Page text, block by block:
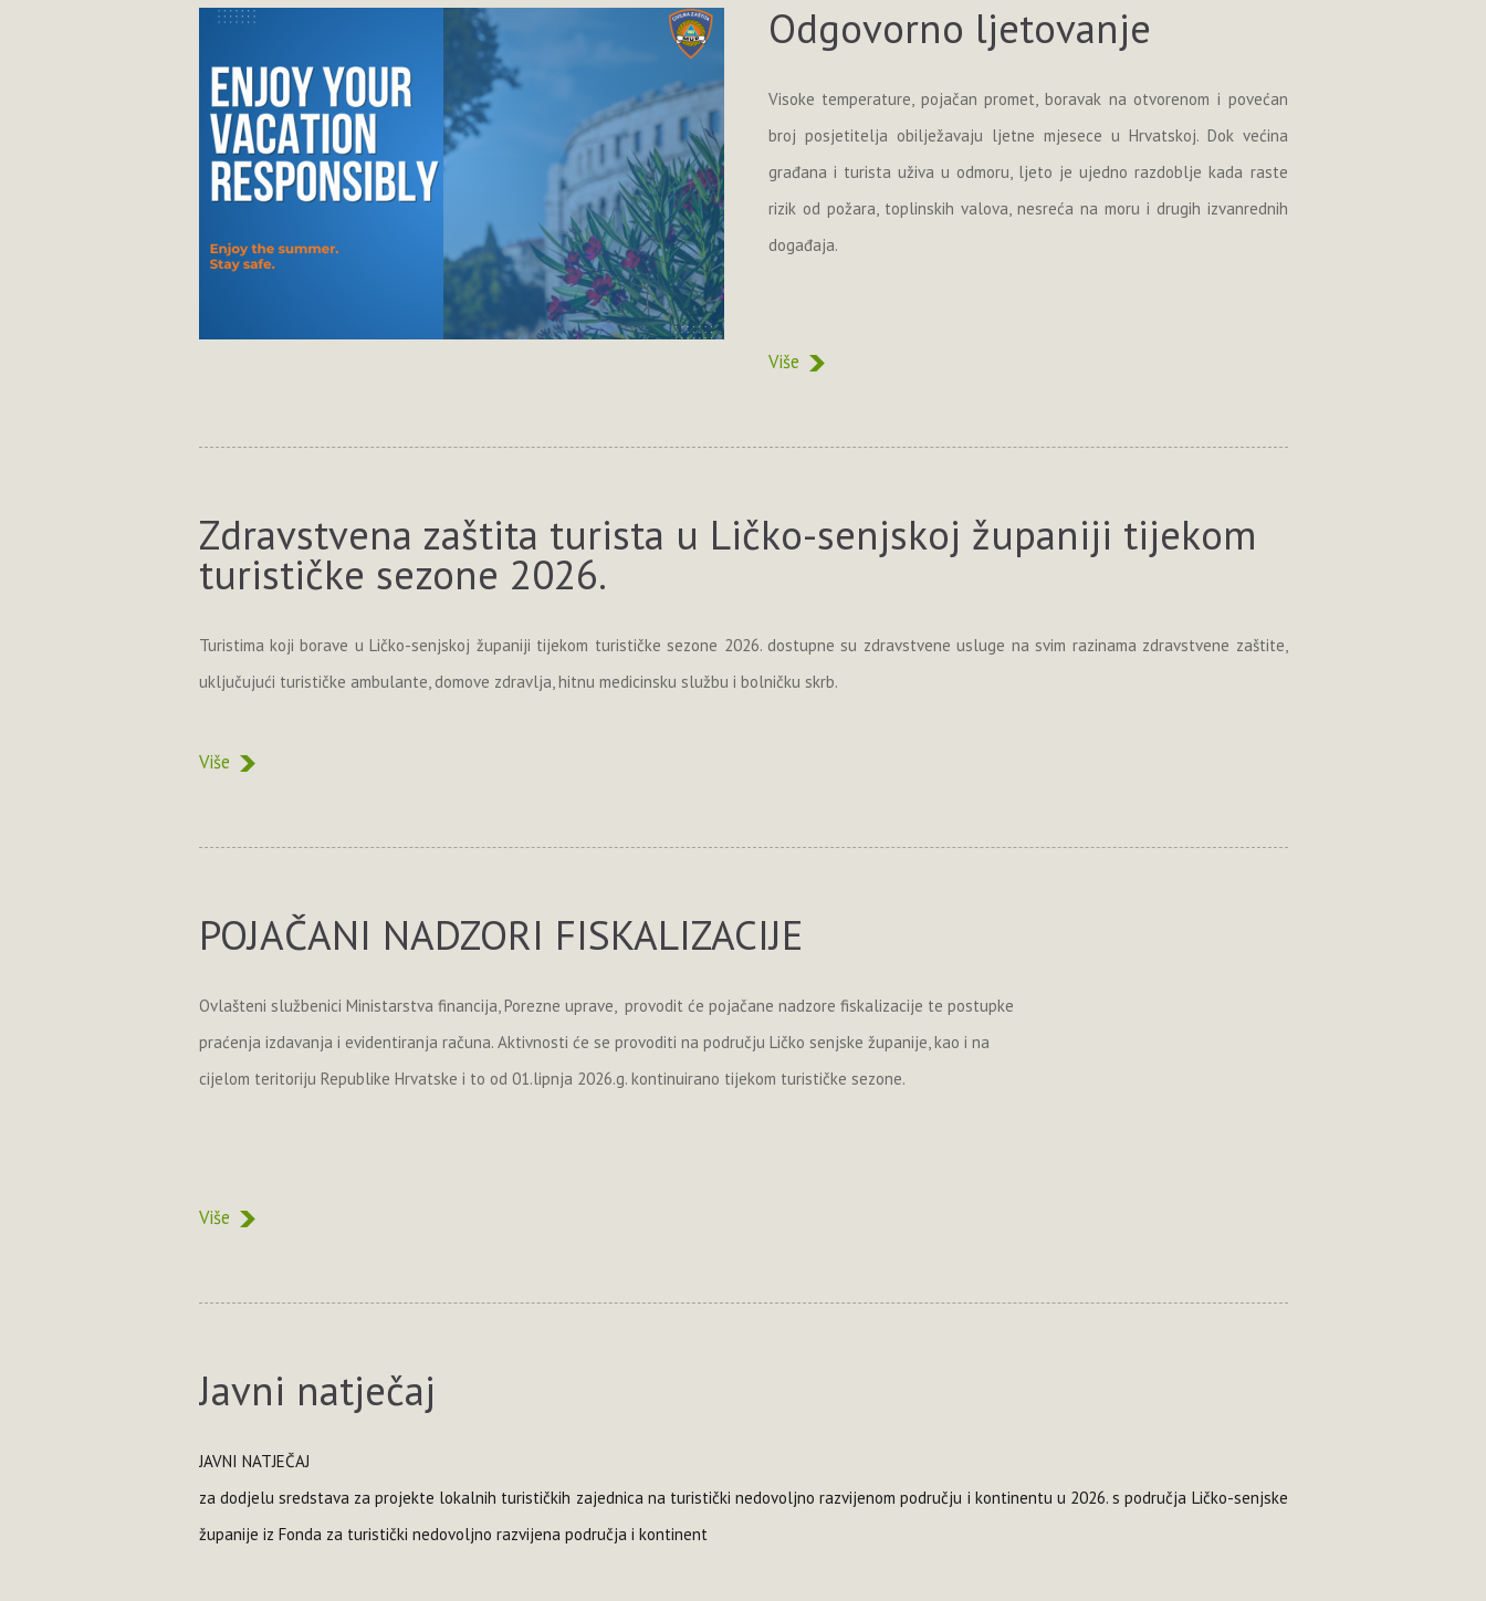
Odgovorno ljetovanje
Visoke temperature, pojačan promet, boravak na otvorenom i povećan
broj posjetitelja obilježavaju ljetne mjesece u Hrvatskoj. Dok većina
građana i turista uživa u odmoru, ljeto je ujedno razdoblje kada raste
rizik od požara, toplinskih valova, nesreća na moru i drugih izvanrednih
događaja.
Više
Zdravstvena zaštita turista u Ličko-senjskoj županiji tijekom
turističke sezone 2026.
Turistima koji borave u Ličko-senjskoj županiji tijekom turističke sezone 2026. dostupne su zdravstvene usluge na svim razinama zdravstvene zaštite,
uključujući turističke ambulante, domove zdravlja, hitnu medicinsku službu i bolničku skrb.
Više
POJAČANI NADZORI FISKALIZACIJE
Ovlašteni službenici Ministarstva financija, Porezne uprave, provodit će pojačane nadzore fiskalizacije te postupke
praćenja izdavanja i evidentiranja računa. Aktivnosti će se provoditi na području Ličko senjske županije, kao i na
cijelom teritoriju Republike Hrvatske i to od 01.lipnja 2026.g. kontinuirano tijekom turističke sezone.
Više
Javni natječaj
JAVNI NATJEČAJ
za dodjelu sredstava za projekte lokalnih turističkih zajednica na turistički nedovoljno razvijenom području i kontinentu u 2026. s područja Ličko-senjske
županije iz Fonda za turistički nedovoljno razvijena područja i kontinent